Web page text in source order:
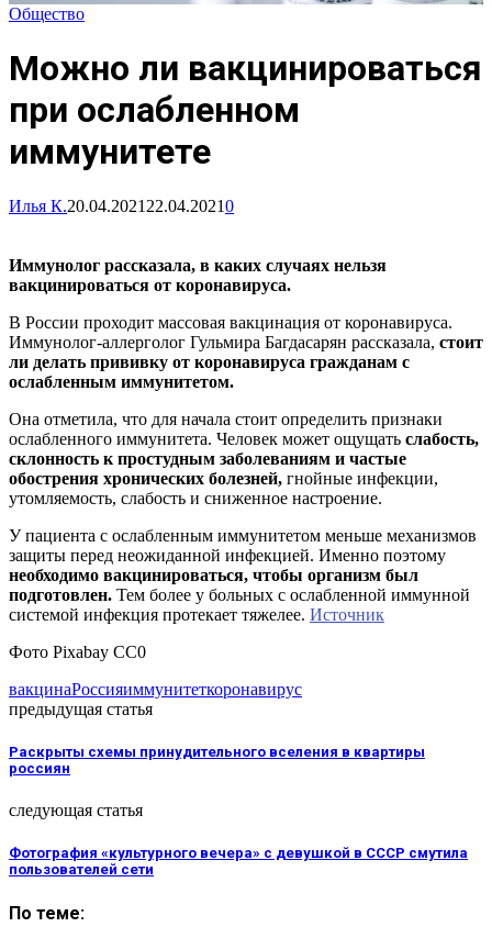
Общество
Можно ли вакцинироваться
при ослабленном
иммунитете
Илья К.20.04.2021 22.04.20210
Иммунолог рассказала, в каких случаях нельзя
вакцинироваться от коронавируса.
В России проходит массовая вакцинация от коронавируса.
Иммунолог-аллерголог Гульмира Багдасарян рассказала, стоит
ли делать прививку от коронавируса гражданам с
ослабленным иммунитетом.
Она отметила, что для начала стоит определить признаки
ослабленного иммунитета. Человек может ощущать слабость,
склонность к простудным заболеваниям и частые
обострения хронических болезней, гнойные инфекции,
утомляемость, слабость и сниженное настроение.
У пациента с ослабленным иммунитетом меньше механизмов
защиты перед неожиданной инфекцией. Именно поэтому
необходимо вакцинироваться, чтобы организм был
подготовлен. Тем более у больных с ослабленной иммунной
системой инфекция протекает тяжелее. Источник
Фото Pixabay CC0
вакцинаРоссияиммунитеткоронавирус
предыдущая статья
Раскрыты схемы принудительного вселения в квартиры
россиян
следующая статья
Фотография «культурного вечера» с девушкой в СССР смутила
пользователей сети
По теме: